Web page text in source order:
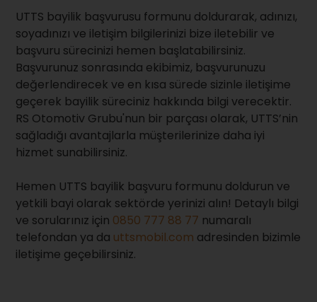
UTTS bayilik başvurusu formunu doldurarak, adınızı,
soyadınızı ve iletişim bilgilerinizi bize iletebilir ve
başvuru sürecinizi hemen başlatabilirsiniz.
Başvurunuz sonrasında ekibimiz, başvurunuzu
değerlendirecek ve en kısa sürede sizinle iletişime
geçerek bayilik süreciniz hakkında bilgi verecektir.
RS Otomotiv Grubu'nun bir parçası olarak, UTTS’nin
sağladığı avantajlarla müşterilerinize daha iyi
hizmet sunabilirsiniz.
Hemen UTTS bayilik başvuru formunu doldurun ve
yetkili bayi olarak sektörde yerinizi alın! Detaylı bilgi
ve sorularınız için 0850 777 88 77 numaralı
telefondan ya da uttsmobil.com adresinden bizimle
iletişime geçebilirsiniz.